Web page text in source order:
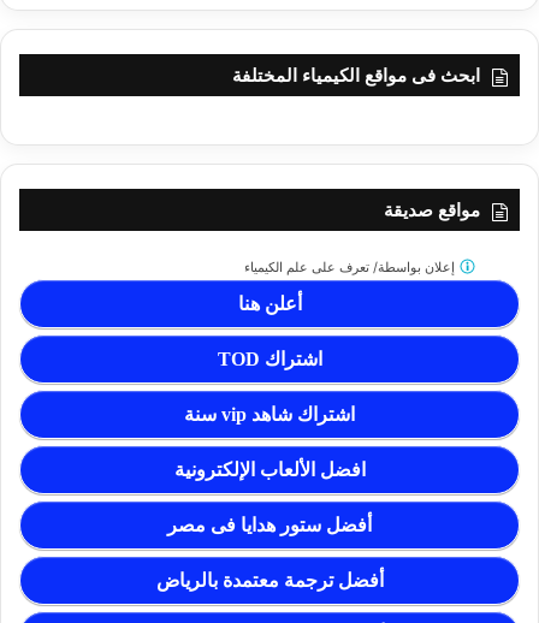
ابحث فى مواقع الكيمياء المختلفة
مواقع صديقة
أعلن هنا
اشتراك TOD
اشتراك شاهد vip سنة
افضل الألعاب الإلكترونية
أفضل ستور هدايا فى مصر
أفضل ترجمة معتمدة بالرياض
إعلان بواسطة/ تعرف على علم الكيمياء